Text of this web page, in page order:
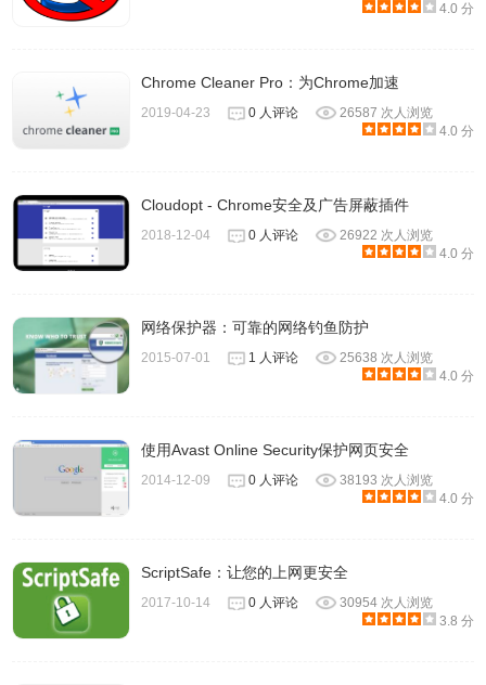
4.0 分
Chrome Cleaner Pro：为Chrome加速
2019-04-23 0 人评论
26587 次人浏览
4.0 分
Cloudopt - Chrome安全及广告屏蔽插件
2018-12-04 0 人评论
26922 次人浏览
4.0 分
网络保护器：可靠的网络钓鱼防护
2015-07-01 1 人评论
25638 次人浏览
4.0 分
使用Avast Online Security保护网页安全
2014-12-09 0 人评论
38193 次人浏览
4.0 分
ScriptSafe：让您的上网更安全
2017-10-14 0 人评论
30954 次人浏览
3.8 分